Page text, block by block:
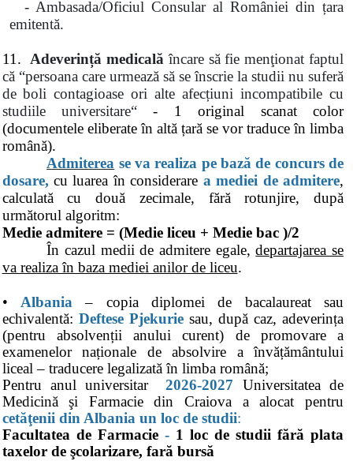
- Ambasada/Oficiul Consular al României din țara
emitentă.
11.Adeverință medicalăîncare să fie menţionat faptul
că “persoana care urmează să se înscrie la studii nu suferă
de boli contagioase ori alte afecțiuni incompatibile cu
studiile universitare“- 1 original scanat color
(documentele eliberate în altă țară se vor traduce în limba
română).
Admiterea se va realiza pe bază de concurs de
dosare, cu luarea în considerare a mediei de admitere,
calculată cu două zecimale, fără rotunjire, după
următorul algoritm:
Medie admitere = (Medie liceu + Medie bac )/2
În cazul medii de admitere egale,departajarea se
va realiza în baza mediei anilor de liceu.
• Albania– copia diplomei de bacalaureat sau
echivalentă: Deftese Pjekuriesau, după caz, adeverința
(pentru absolvenții anului curent) de promovare a
examenelor naționale de absolvire a învățământului
liceal – traducere legalizată în limba română;
Pentru anul universitar
2026-2027 Universitatea de
Medicină şi Farmacie din Craiova a alocat pentru
cetăţenii din Albania un loc de studii:
Facultatea de Farmacie- 1 loc de studii fără plata
taxelor de şcolarizare, fară bursă